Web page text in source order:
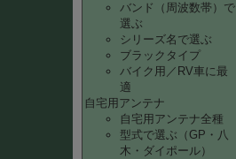
バンド（周波数帯）で
選ぶ
シリーズ名で選ぶ
ブラックタイプ
バイク用／RV車に最
適
自宅用アンテナ
自宅用アンテナ全種
型式で選ぶ（GP・八
木・ダイポール）